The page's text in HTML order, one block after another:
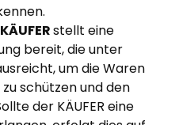
stellt eine
bereit, die unter
um die Waren
schützen und den
der KÄUFER eine